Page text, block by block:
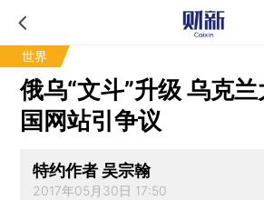
世界
俄乌“文斗”升级 乌克
国网站引争议
特约作者 吴宗翰
2017年05月30日 17:50